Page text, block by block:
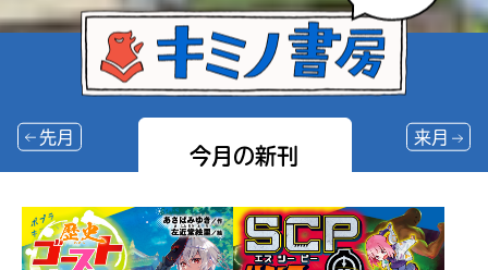
今月の新刊
先月 来月